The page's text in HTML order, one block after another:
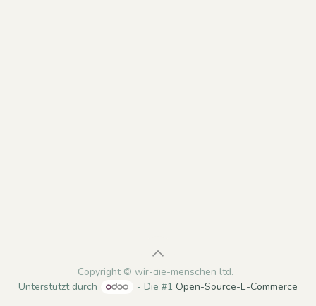
Copyright © wir-die-menschen ltd.
Unterstützt durch
- Die #1 Open-Source-E-Commerce